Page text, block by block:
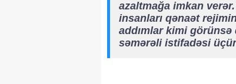
azaltmağa imkan
insanları qənaət
addımlar kimi görünsə
səmərəli istifadəsi